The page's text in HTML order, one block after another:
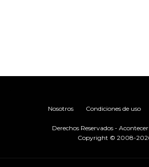
Nosotros Condiciones de uso
Derechos Reservados -
Copyright © 2008-